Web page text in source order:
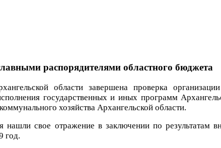
распорядителями областного бюджета
области завершена проверка
государственных и иных программ
хозяйства Архангельской области.
нашли свое отражение в заключении по результатам
год.